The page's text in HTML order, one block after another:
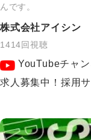
んです。
株式会社アイシン
1414回視聴
YouTubeチャ
求人募集中！採用